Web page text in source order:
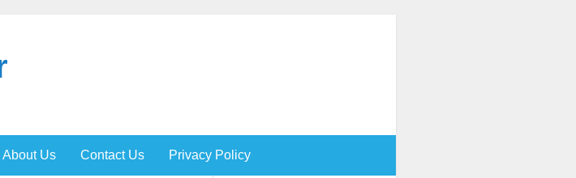
About Us Contact Us Privacy Policy